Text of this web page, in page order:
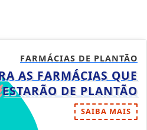
FARMÁCIAS DE PLANTÃO
AS FARMÁCIAS QUE
ESTARÃO DE PLANTÃO
SAIBA MAIS